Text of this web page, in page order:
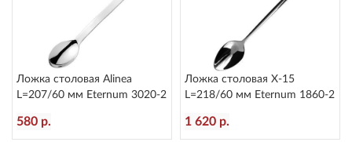
Ложка столовая Alinea
L=207/60 мм Eternum 3020-2
580 р.
Ложка столовая X-15
L=218/60 мм Eternum 1860-2
1 620 р.